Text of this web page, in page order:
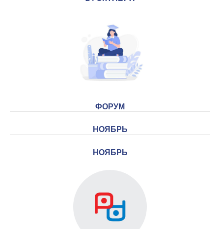
ФОРУМ
НОЯБРЬ
НОЯБРЬ